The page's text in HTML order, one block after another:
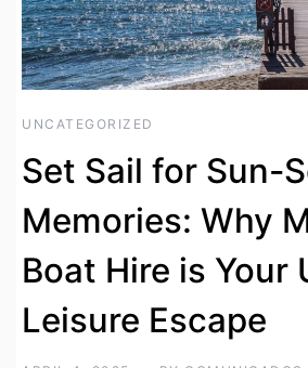
UNCATEGORIZED
Set Sail for Sun-
Memories: Why
Boat Hire is Your
Leisure Escape